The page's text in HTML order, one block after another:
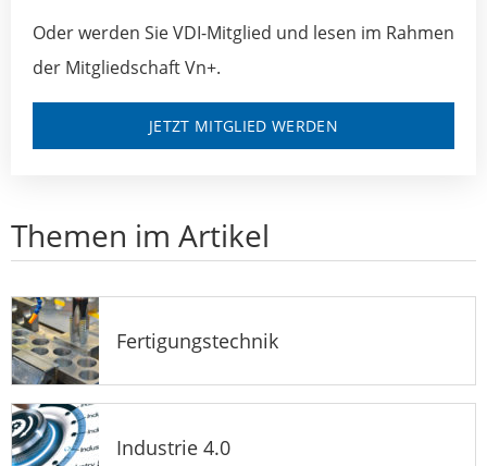
Oder werden Sie VDI-Mitglied und lesen im Rahmen
der Mitgliedschaft Vn+.
JETZT MITGLIED WERDEN
Themen im Artikel
Fertigungstechnik
Industrie 4.0